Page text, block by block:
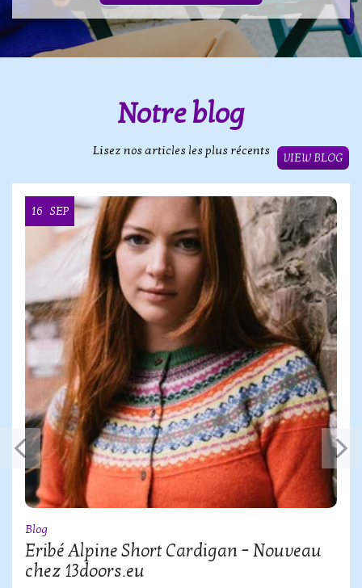
Notre blog
Lisez nos articles les plus récents
VIEW BLOG
16 SEP
Blog
Eribé Alpine Short Cardigan – Nouveau
chez 13doors.eu